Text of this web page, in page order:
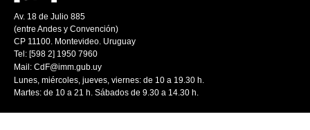
Av. 18 de Julio 885
(entre Andes y Convención)
CP 11100. Montevideo. Uruguay
Tel: [598 2] 1950 7960
Mail: CdF@imm.gub.uy
Lunes, miércoles, jueves, viernes: de 10 a 19.30 h.
Martes: de 10 a 21 h. Sábados de 9.30 a 14.30 h.